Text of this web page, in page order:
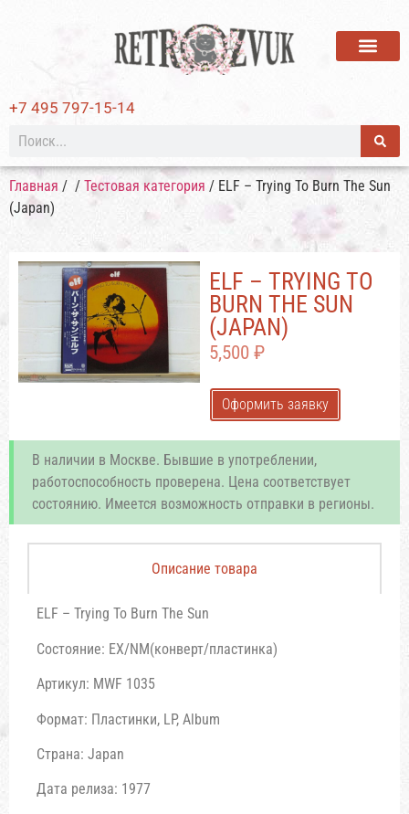
+7 495 797-15-14
Главная / / Тестовая категория / ELF – Trying To Burn The Sun
(Japan)
ELF – TRYING TO
BURN THE SUN
(JAPAN)
5,500 ₽
Оформить заявку
В наличии в Москве. Бывшие в употреблении,
работоспособность проверена. Цена соответствует
состоянию. Имеется возможность отправки в регионы.
Описание товара
ELF – Trying To Burn The Sun
Состояние: EX/NM(конверт/пластинка)
Артикул: MWF 1035
Формат: Пластинки, LP, Album
Страна: Japan
Дата релиза: 1977